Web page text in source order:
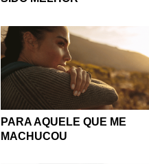
PARA AQUELE QUE ME
MACHUCOU